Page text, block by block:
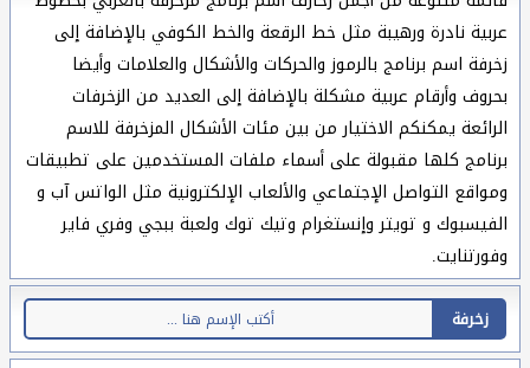
عربية نادرة ورهيبة مثل خط الرقعة والخط الكوفي بالإضافة إلى
زخرفة اسم برنامج بالرموز والحركات والأشكال والعلامات وأيضا
بحروف وأرقام عربية مشكلة بالإضافة إلى العديد من الزخرفات
الرائعة يمكنكم الاختيار من بين مئات الأشكال المزخرفة للاسم
برنامج كلها مقبولة على أسماء ملفات المستخدمين على تطبيقات
ومواقع التواصل الإجتماعي والألعاب الإلكترونية مثل الواتس آب و
الفيسبوك و تويتر وإنستغرام وتيك توك ولعبة ببجي وفري فاير
وفورتنايت.
زخرفة